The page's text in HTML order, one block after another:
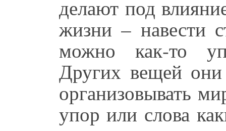
делают под
жизни – навести
можно как-то
Других вещей
организовывать
упор или слова